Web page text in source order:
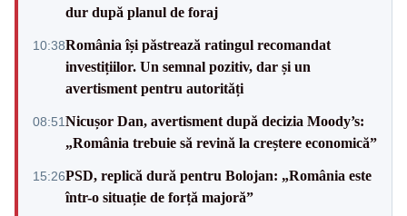
dur după planul de foraj
10:38România își păstrează ratingul recomandat
investițiilor. Un semnal pozitiv, dar și un
avertisment pentru autorități
08:51Nicușor Dan, avertisment după decizia Moody’s:
„România trebuie să revină la creștere economică”
15:26PSD, replică dură pentru Bolojan: „România este
într-o situație de forță majoră”